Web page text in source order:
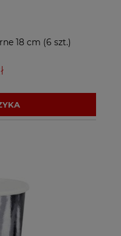
18 cm (6 szt.)